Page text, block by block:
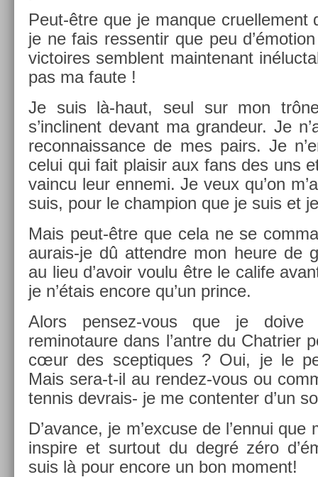
Peut-être que je man­que cruel­le­ment
je ne fais re­ssen­tir que peu
vic­toires semblent main­tenant
pas ma faute !
Je suis là-haut, seul sur mon
s’inclinent de­vant ma gran­deur. Je
re­con­nais­sance de mes pairs. Je
celui qui fait plaisir aux fans des uns
vain­cu leur en­nemi. Je veux qu’on
suis, pour le champ­ion que je suis et
Mais peut-être que cela ne se
aurais-je dû at­tendre mon heure de
au lieu d’avoir voulu être le calife
je n’étais en­core qu’un prin­ce.
Alors pensez-vous que je
reminotaure dans l’antre du Chat­ri­er
cœur des scep­tiques ? Oui, je le
Mais sera-t-il au rendez-vous ou
ten­nis devrais- je me con­tent­er d’un
D’avan­ce, je m’ex­cuse de l’ennui
in­spire et sur­tout du degré zéro
suis là pour en­core un bon mo­ment!